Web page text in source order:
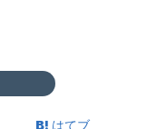
はてブ